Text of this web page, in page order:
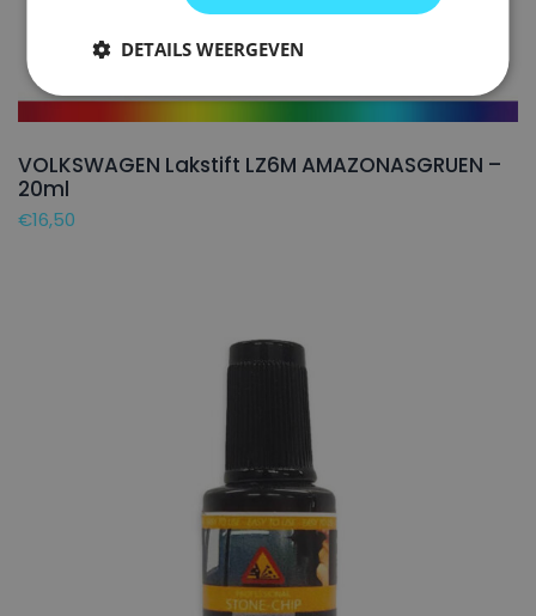
VOLKSWAGEN Lakstift LZ6M AMAZONASGRUEN –
20ml
€16,50
DETAILS WEERGEVEN